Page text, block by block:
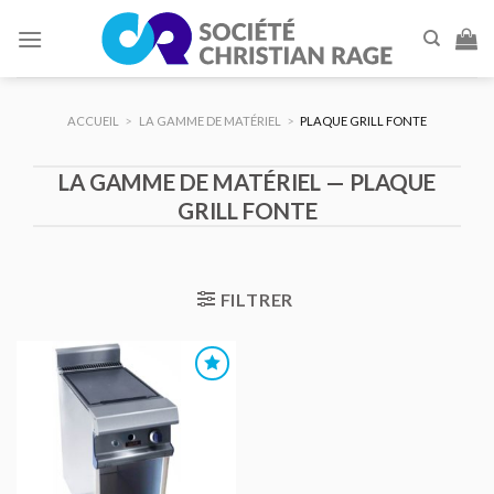
ACCUEIL > LA GAMME DE MATÉRIEL > PLAQUE GRILL FONTE
LA GAMME DE MATÉRIEL — PLAQUE
GRILL FONTE
FILTRER
AJOUTER
AU DEVIS